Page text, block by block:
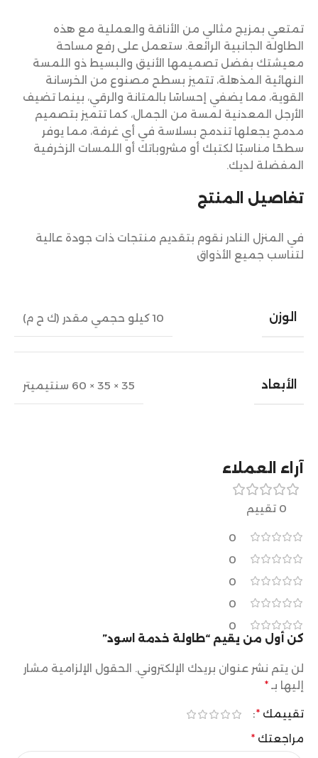
تفاصيل المنتج
في المنزل النادر نقوم بتقديم منتجات ذات جودة عالية
لتناسب جميع الأذواق
الوزن 10 كيلو حجمي مقدر (ك ح م)
الأبعاد 35 × 35 × 60 سنتيميتر
تمتعي بمزيج مثالي من الأناقة والعملية مع هذه
الطاولة الجانبية الرائعة. ستعمل على رفع مساحة
معيشتك بفضل تصميمها الأنيق والبسيط ذو اللمسة
النهائية المذهلة، تتميز بسطح مصنوع من الخرسانة
القوية، مما يضفي إحساسًا بالمتانة والرقي، بينما تضيف
الأرجل المعدنية لمسة من الجمال، كما تتميز بتصميم
مدمج يجعلها تندمج بسلاسة في أي غرفة، مما يوفر
سطحًا مناسبًا لكتبك أو مشروباتك أو اللمسات الزخرفية
المفضلة لديك.
آراء العملاء
0 تقييم
0
0
0
0
0
كن أول من يقيم “طاولة خدمة اسود”
لن يتم نشر عنوان بريدك الإلكتروني. الحقول الإلزامية مشار
إليها بـ *
تقييمك *
مراجعتك *